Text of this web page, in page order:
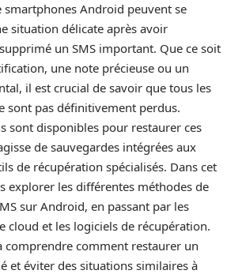
smartphones Android peuvent se
situation délicate après avoir
un SMS important. Que ce soit
une note précieuse ou un
il est crucial de savoir que tous les
sont pas définitivement perdus.
sont disponibles pour restaurer ces
de sauvegardes intégrées aux
de récupération spécialisés. Dans cet
explorer les différentes méthodes de
sur Android, en passant par les
cloud et les logiciels de récupération.
comprendre comment restaurer un
et éviter des situations similaires à